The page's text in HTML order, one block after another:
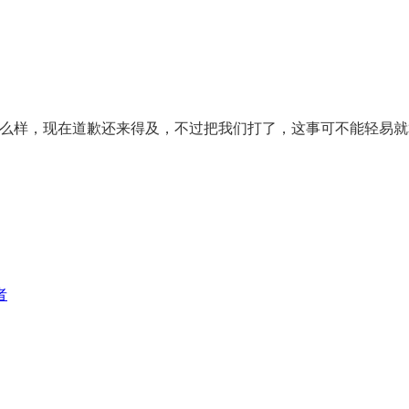
样，现在道歉还来得及，不过把我们打了，这事可不能轻易